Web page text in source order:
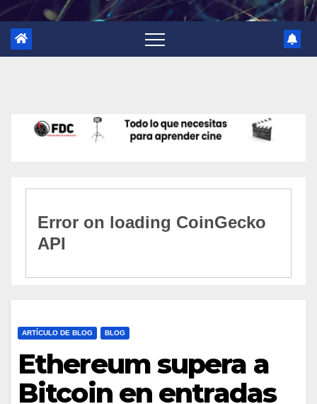
ARTÍCULO DE BLOG BLOG
Ethereum supera a
Bitcoin en entradas